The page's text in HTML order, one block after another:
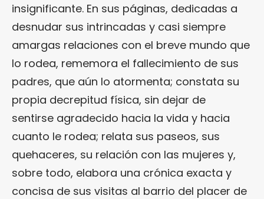
insignificante. En sus páginas, dedicadas a
desnudar sus intrincadas y casi siempre
amargas relaciones con el breve mundo que
lo rodea, rememora el fallecimiento de sus
padres, que aún lo atormenta; constata su
propia decrepitud física, sin dejar de
sentirse agradecido hacia la vida y hacia
cuanto le rodea; relata sus paseos, sus
quehaceres, su relación con las mujeres y,
sobre todo, elabora una crónica exacta y
concisa de sus visitas al barrio del placer de